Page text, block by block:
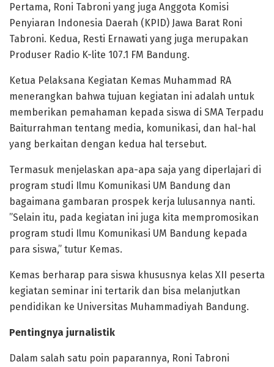
Pertama, Roni Tabroni yang juga Anggota Komisi
Penyiaran Indonesia Daerah (KPID) Jawa Barat Roni
Tabroni. Kedua, Resti Ernawati yang juga merupakan
Produser Radio K-lite 107.1 FM Bandung.
Ketua Pelaksana Kegiatan Kemas Muhammad RA
menerangkan bahwa tujuan kegiatan ini adalah untuk
memberikan pemahaman kepada siswa di SMA Terpadu
Baiturrahman tentang media, komunikasi, dan hal-hal
yang berkaitan dengan kedua hal tersebut.
Termasuk menjelaskan apa-apa saja yang diperlajari di
program studi Ilmu Komunikasi UM Bandung dan
bagaimana gambaran prospek kerja lulusannya nanti.
”Selain itu, pada kegiatan ini juga kita mempromosikan
program studi Ilmu Komunikasi UM Bandung kepada
para siswa,” tutur Kemas.
Kemas berharap para siswa khususnya kelas XII peserta
kegiatan seminar ini tertarik dan bisa melanjutkan
pendidikan ke Universitas Muhammadiyah Bandung.
Pentingnya jurnalistik
Dalam salah satu poin paparannya, Roni Tabroni